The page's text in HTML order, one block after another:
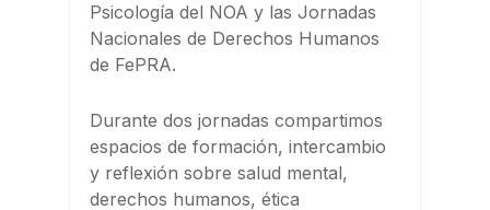
Psicología del NOA y las Jornadas
Nacionales de Derechos Humanos
de FePRA.
Durante dos jornadas compartimos
espacios de formación, intercambio
y reflexión sobre salud mental,
derechos humanos, ética